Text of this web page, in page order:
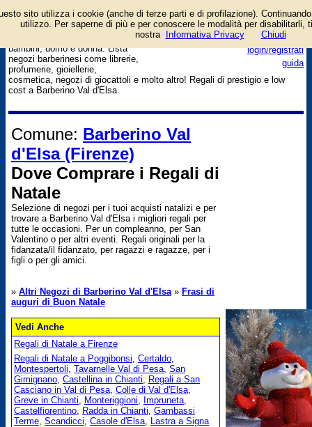
login/registrati
guida
Dove trovare idee regalo per
natale e per altre occasioni.
Per lui e per lei, per grandi e
bambini, uomo e donna. Lista
negozi barberinesi come librerie,
profumerie, gioiellerie,
cosmetica, negozi di giocattoli e molto altro! Regali di prestigio e low
cost a Barberino Val d'Elsa.
Comune: Barberino Val
d'Elsa (Firenze)
Dove Comprare i Regali di
Natale
Selezione di negozi per i tuoi acquisti natalizi e per
trovare a Barberino Val d'Elsa i migliori regali per
tutte le occasioni. Per un compleanno, per San
Valentino o per altri eventi. Regali originali per la
fidanzata/il fidanzato, per ragazzi e ragazze, per i
figli o per gli amici.
» Altri Negozi di Barberino Val d'Elsa» Frasi di
auguri di Buon Natale
Vedi Anche
Regali di Natale a Firenze
Regali di Natale a Poggibonsi, Certaldo,
Montespertoli, Tavarnelle Val di Pesa, San
Gimignano, Castellina in Chianti, Regali a San
Casciano in Val di Pesa, Colle di Val d'Elsa,
Greve in Chianti, Monteriggioni, Impruneta,
Castelfiorentino, Radda in Chianti, Gambassi
Terme, Scandicci, Casole d'Elsa, Lastra a Signa
sito utilizza i cookie (anche di terze parti e di profilazione).
utilizzo. Per saperne di più e per conoscere le modalità per disabilitarli,
nostra
Informativa Privacy Chiudi